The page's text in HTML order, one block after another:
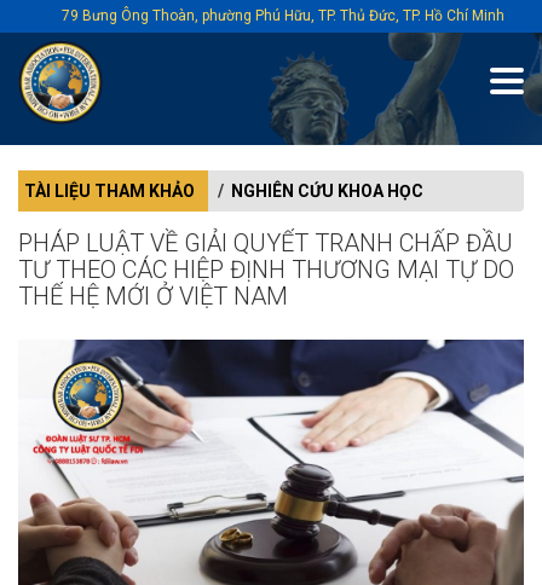
79 Bưng Ông Thoàn, phường Phú Hữu, TP. Thủ Đức, TP. Hồ Chí Minh
TÀI LIỆU THAM KHẢO NGHIÊN CỨU KHOA HỌC
PHÁP LUẬT VỀ GIẢI QUYẾT TRANH CHẤP ĐẦU
TƯ THEO CÁC HIỆP ĐỊNH THƯƠNG MẠI TỰ DO
THẾ HỆ MỚI Ở VIỆT NAM